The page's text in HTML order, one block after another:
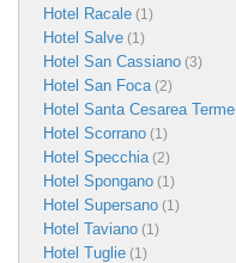
Hotel Racale (1)
Hotel Salve (1)
Hotel San Cassiano (3)
Hotel San Foca(2)
Hotel Santa Cesarea Terme
Hotel Scorrano (1)
Hotel Specchia(2)
Hotel Spongano (1)
Hotel Supersano (1)
Hotel Taviano (1)
Hotel Tuglie (1)